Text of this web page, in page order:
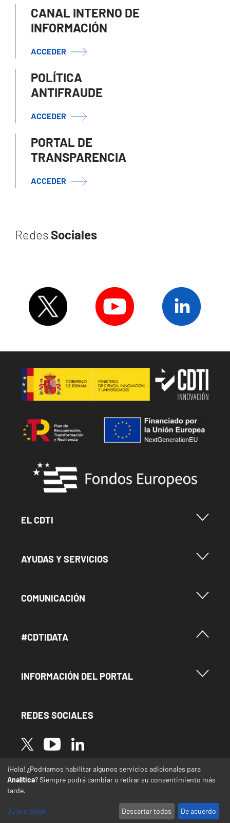
CANAL INTERNO DE
INFORMACIÓN
ACCEDER
POLÍTICA
ANTIFRAUDE
ACCEDER
PORTAL DE
TRANSPARENCIA
ACCEDER
Redes Sociales
Image
Image
Menu Footer Cdti
EL CDTI
Menu Footer Ayudas y Servicios
AYUDAS Y SERVICIOS
Menu Footer Comunicación
COMUNICACIÓN
Menú Footer #Cdtidata
#CDTIDATA
Menu Footer Información del Portal
INFORMACIÓN DEL PORTAL
REDES SOCIALES
Image Image Image
* Las traducciones de este sitio web desde el
español a otras lenguas se realizan de forma
automática y pueden contener errores o
¡Hola! ¿Podríamos habilitar algunos servicios adicionales para
Analítica? Siempre podrá cambiar o retirar su consentimiento más
tarde.
Quiero elegir Descartar todas De acuerdo